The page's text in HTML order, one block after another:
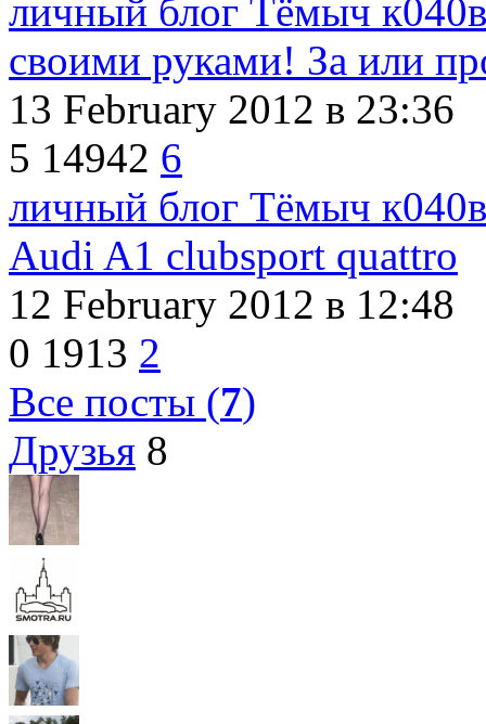
личный блог Тёмыч
своими руками! За или
13 February 2012 в 23:36
5 14942 6
личный блог Тёмыч
Audi A1 clubsport quattro
12 February 2012 в 12:48
0 1913 2
Все посты (7)
Друзья 8